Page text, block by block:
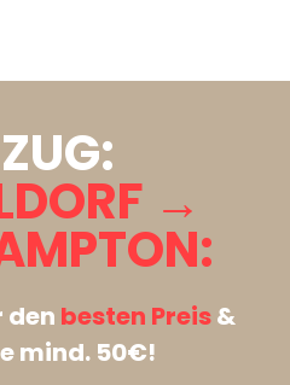
→
den besten Preis&
mind. 50€!